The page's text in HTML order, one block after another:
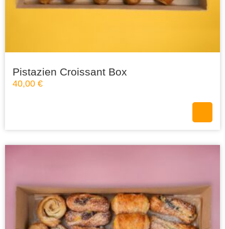
Pistazien Croissant Box
40,00 €